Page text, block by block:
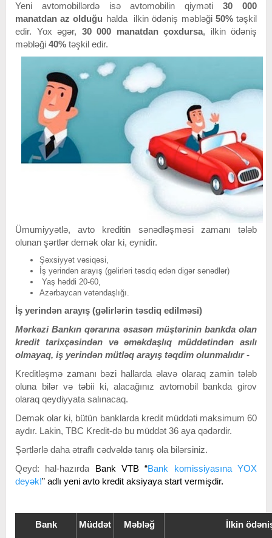
Yeni avtomobillərdə isə avtomobilin qiyməti30 000
manatdan az olduğu halda ilkin ödəniş məbləği 50%təşkil
edir. Yox əgər, 30 000 manatdan çoxdursa, ilkin ödəniş
məbləği 40% təşkil edir.
Ümumiyyətlə, avto kreditin sənədləşməsi zamanı tələb
olunan şərtlər demək olar ki, eynidir.
Şəxsiyyət vəsiqəsi,
İş yerindən arayış (gəlirləri təsdiq edən digər sənədlər)
Yaş həddi 20-60,
Azərbaycan vətəndaşlığı.
İş yerindən arayış (gəlirlərin təsdiq edilməsi)
Mərkəzi Bankın qərarına əsasən müştərinin bankda olan
kredit tarixçəsindən və əməkdaşlıq müddətindən asılı
olmayaq, iş yerindən mütləq arayış təqdim olunmalıdır -
Kreditləşmə zamanı bəzi hallarda əlavə olaraq zamin tələb
oluna bilər və təbii ki, alacağınız avtomobil bankda girov
olaraq qeydiyyata salınacaq.
Demək olar ki, bütün banklarda kredit müddəti maksimum 60
aydır. Lakin, TBC Kredit-də bu müddət 36 aya qədərdir.
Şərtlərlə daha ətraflı cədvəldə tanış ola bilərsiniz.
Qeyd: hal-hazırda Bank VTB “Bank komissiyasına YOX
deyək!” adlı yeni avto kredit aksiyaya start vermişdir.
Bank Müddət Məbləğ İlkin